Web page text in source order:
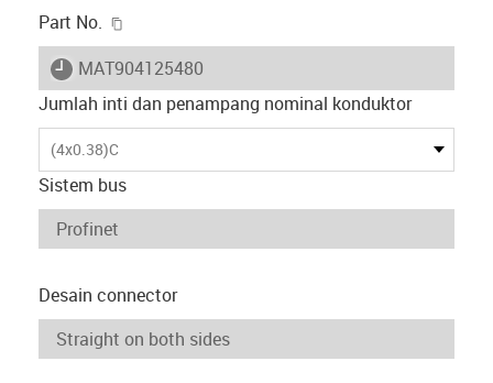
Part No.
igus-icon-lieferzeit
MAT904125480
Jumlah inti dan penampang nominal konduktor
(4x0.38)C
Sistem bus
Desain connector